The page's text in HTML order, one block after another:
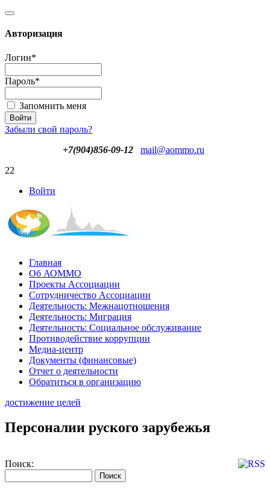
Авторизация
Логин*
Пароль*
Запомнить меня
Забыли свой пароль?
+7(904)856-09-12
mail@aommo.ru
22
Войти
Главная
Об АОММО
Проекты Ассоциации
Сотрудничество Ассоциации
Деятельность: Межнацотношения
Деятельность: Миграция
Деятельность: Социальное обслуживание
Противодействие коррупции
Медиа-центр
Документы (финансовые)
Отчет о деятельности
Обратиться в организацию
достижение целей
Персоналии руского зарубежья
Поиск: